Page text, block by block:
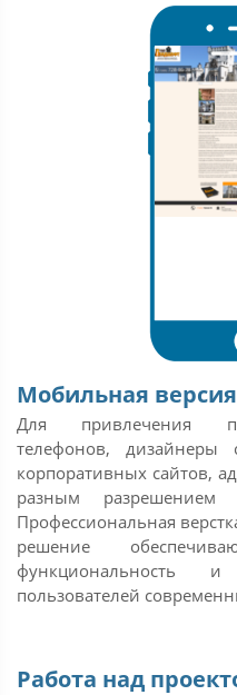
Мобильная версия
Для привлечения
телефонов, дизайнеры
корпоративных сайтов,
разным разрешением
Профессиональная
решение
функциональность и
пользователей
Работа над